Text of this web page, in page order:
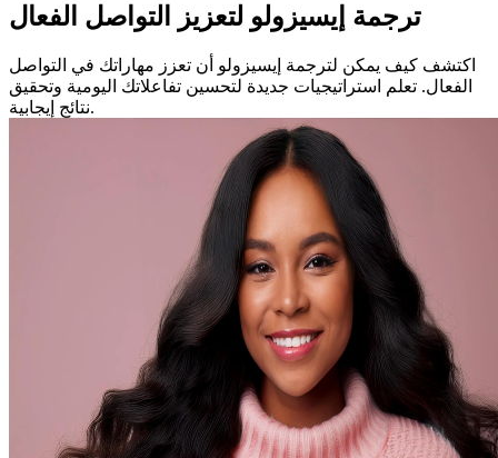
ترجمة إيسيزولو لتعزيز التواصل الفعال
اكتشف كيف يمكن لترجمة إيسيزولو أن تعزز مهاراتك في التواصل
الفعال. تعلم استراتيجيات جديدة لتحسين تفاعلاتك اليومية وتحقيق
نتائج إيجابية.